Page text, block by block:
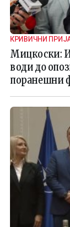
КРИВИЧНИ
ИСТРАГАТА
Мицкоски:
води до
поранешни